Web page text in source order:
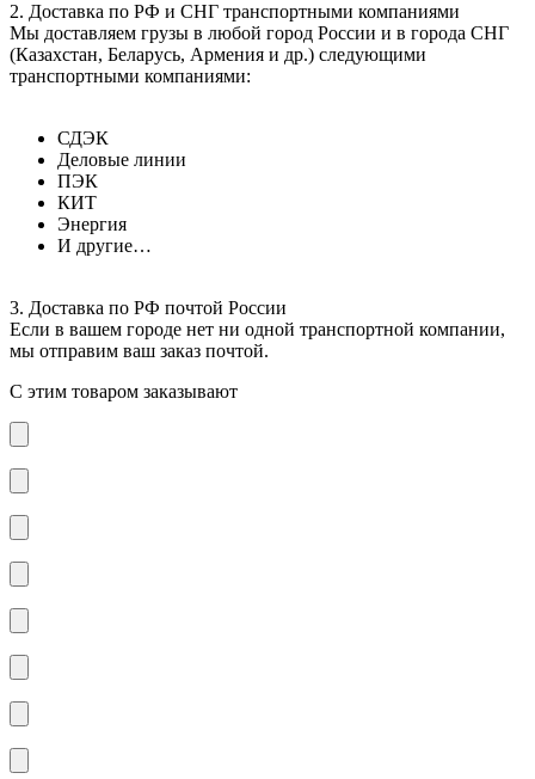
2. Доставка по РФ и СНГ транспортными компаниями
Мы доставляем грузы в любой город России и в города СНГ
(Казахстан, Беларусь, Армения и др.) следующими
транспортными компаниями:
СДЭК
Деловые линии
ПЭК
КИТ
Энергия
И другие…
3. Доставка по РФ почтой России
Если в вашем городе нет ни одной транспортной компании,
мы отправим ваш заказ почтой.
С этим товаром заказывают